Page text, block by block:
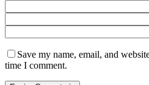
Save my name, email, and
time I comment.